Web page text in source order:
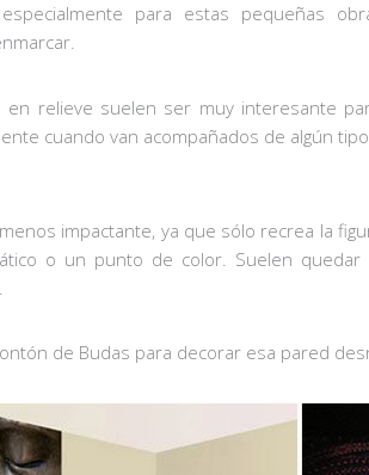
para estas pequeñas
en relieve suelen ser muy interesante
cuando van acompañados de algún
impactante, ya que sólo recrea la
o un punto de color. Suelen
de Budas para decorar esa pared